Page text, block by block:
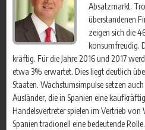
Absatzmarkt.
überstandenen
zeigen sich die
konsumfreudig.
kräftig. Für die Jahre 2016 und 2017
etwa 3% erwartet. Dies liegt deutlich
Staaten. Wachstumsimpulse setzen
Ausländer, die in Spanien eine
Handelsvertreter spielen im Vertrieb von
Spanien tradionell eine bedeutende